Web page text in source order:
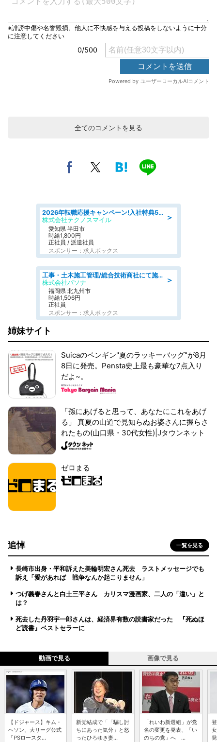
全てのコメントを見る
＞
2026年転職応援キャンペーン!入社特典58万円/デンソーで働こう!自動車工場で小型部品の検査業務 denso aichi
株式会社テクノスマイル
愛知県 半田市
時給1,800円
正社員 / 派遣社員
スポンサー：求人ボックス
＞
工事・土木施工管理/総合技術商社にて施工管理のお仕事/即日勤務可/車通勤可/工事・土木施工管理/生産・品質管理
株式会社パソナ
福岡県 北九州市
時給1,506円
正社員
スポンサー：求人ボックス
姉妹サイト
Suicaのペンギン"夏のラッキーバッグ"が8月
8日に発売。Pensta史上最も豪華な7点入り
だよ~。
「孫にあげると思って、あなたにこれをあげ
る」 真夏の山道で見知らぬお婆さんに握らさ
れたもの(山口県・30代女性)|Jタウンネット
ゼロまる
追悼 一覧を見る
長崎市出身・平和訴えた美輪明宏さん死去 ラストメッセージでも
訴え「愛があれば 戦争なんか起こりません」
つげ義春さんと白土三平さん カリスマ漫画家、二人の「違い」と
は？
死去した丹羽宇一郎さんは、経済界有数の読書家だった 『死ぬほ
ど読書』ベストセラーに
動画で見る 画像で見る
【ドジャース】キム・
ヘソン、大リーグ公式
「PSロースタ...
新党結成で「「騙し討
ちにあった気分」と怒
ったひろゆき妻...
「れいわ新選組」が党
名の変更を発表、「い
のちの党」へ ...